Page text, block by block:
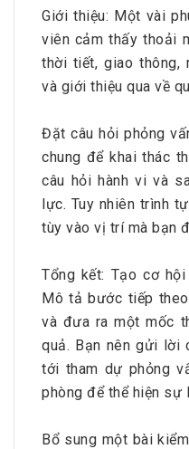
Giới thiệu: Một vài
viên cảm thấy thoải
thời tiết, giao thông,
và giới thiệu qua về
Đặt câu hỏi phỏng
chung để khai thác
câu hỏi hành vi và
lực. Tuy nhiên trình
tùy vào vị trí mà bạn
Tổng kết: Tạo cơ
Mô tả bước tiếp
và đưa ra một mốc
quả. Bạn nên gửi lời
tới tham dự phỏng
phòng để thể hiện sự
Bổ sung một bài